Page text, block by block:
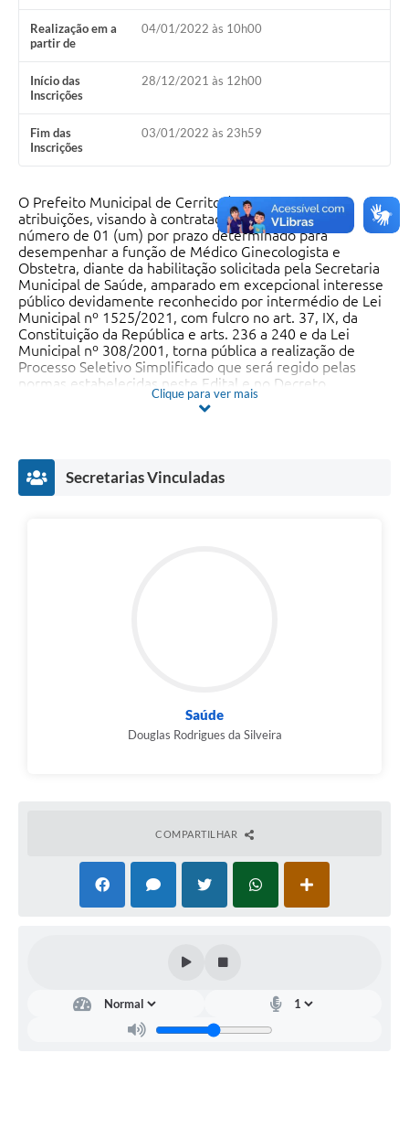
Realização em a
partir de
04/01/2022 às 10h00
Início das
Inscrições
28/12/2021 às 12h00
Fim das
Inscrições
03/01/2022 às 23h59
O Prefeito Municipal de Cerrito /RS, no uso de suas
atribuições, visando à contratação de pessoal, em
número de 01 (um) por prazo determinado para
desempenhar a função de Médico Ginecologista e
Obstetra, diante da habilitação solicitada pela Secretaria
Municipal de Saúde, amparado em excepcional interesse
público devidamente reconhecido por intermédio de Lei
Municipal nº 1525/2021, com fulcro no art. 37, IX, da
Constituição da República e arts. 236 a 240 e da Lei
Municipal nº 308/2001, torna pública a realização de
Processo Seletivo Simplificado que será regido pelas
normas estabelecidas neste Edital e no Decreto
Municipal nº 654 de 14 de março de 2011 com alterações
estabelecidas através do Decreto Municipal n° 3052/2021
Clique no botão a seguir para realizar a inscrição e
Clique para ver mais
Secretarias Vinculadas
Saúde
Douglas Rodrigues da Silveira
COMPARTILHAR